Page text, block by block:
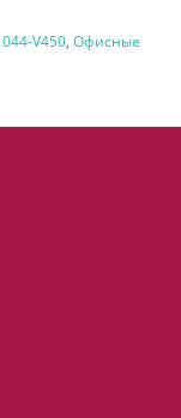
V450, Офисные